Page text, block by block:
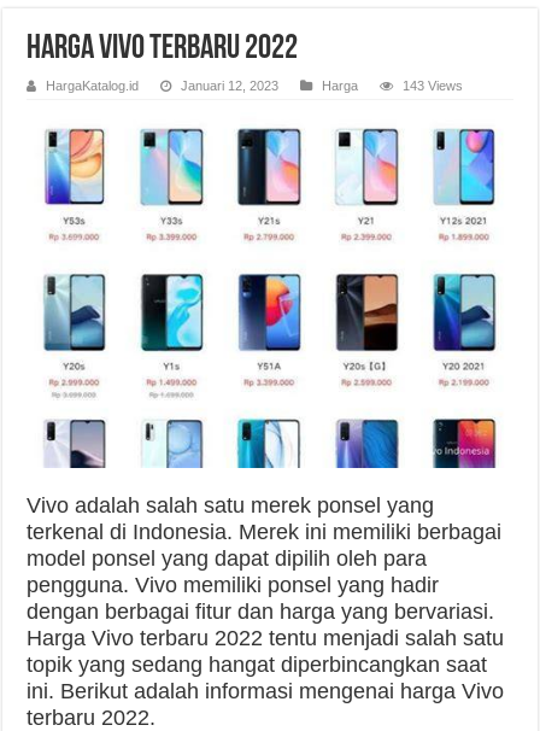
Harga Vivo Terbaru 2022
HargaKatalog.id Januari 12, 2023 Harga 143 Views
Vivo adalah salah satu merek ponsel yang
terkenal di Indonesia. Merek ini memiliki berbagai
model ponsel yang dapat dipilih oleh para
pengguna. Vivo memiliki ponsel yang hadir
dengan berbagai fitur dan harga yang bervariasi.
Harga Vivo terbaru 2022 tentu menjadi salah satu
topik yang sedang hangat diperbincangkan saat
ini. Berikut adalah informasi mengenai harga Vivo
terbaru 2022.